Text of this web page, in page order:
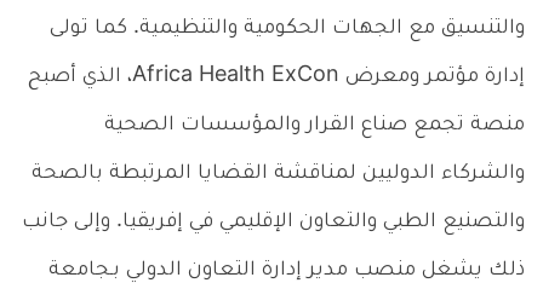
والتنسيق مع الجهات الحكومية والتنظيمية. كما تولى
إدارة مؤتمر ومعرض Africa Health ExCon، الذي أصبح
منصة تجمع صناع القرار والمؤسسات الصحية
والشركاء الدوليين لمناقشة القضايا المرتبطة بالصحة
والتصنيع الطبي والتعاون الإقليمي في إفريقيا. وإلى جانب
ذلك يشغل منصب مدير إدارة التعاون الدولي بـجامعة